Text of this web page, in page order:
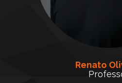
Renato